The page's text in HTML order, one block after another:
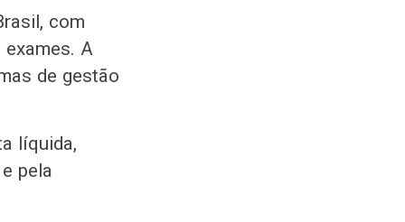
com
A
de gestão
líquida,
pela